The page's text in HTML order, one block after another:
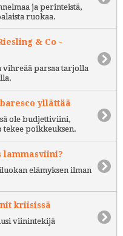
ja perinteistä,
ruokaa.
& Co -
vihreää parsaa tarjolla
yllättää
ole budjettiviini,
tekee poikkeuksen.
lammasviini?
elämyksen ilman
kriisissä
viinintekijä